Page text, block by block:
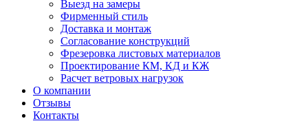
Выезд на замеры
Фирменный стиль
Доставка и монтаж
Согласование конструкций
Фрезеровка листовых материалов
Проектирование КМ, КД и КЖ
Расчет ветровых нагрузок
О компании
Отзывы
Контакты